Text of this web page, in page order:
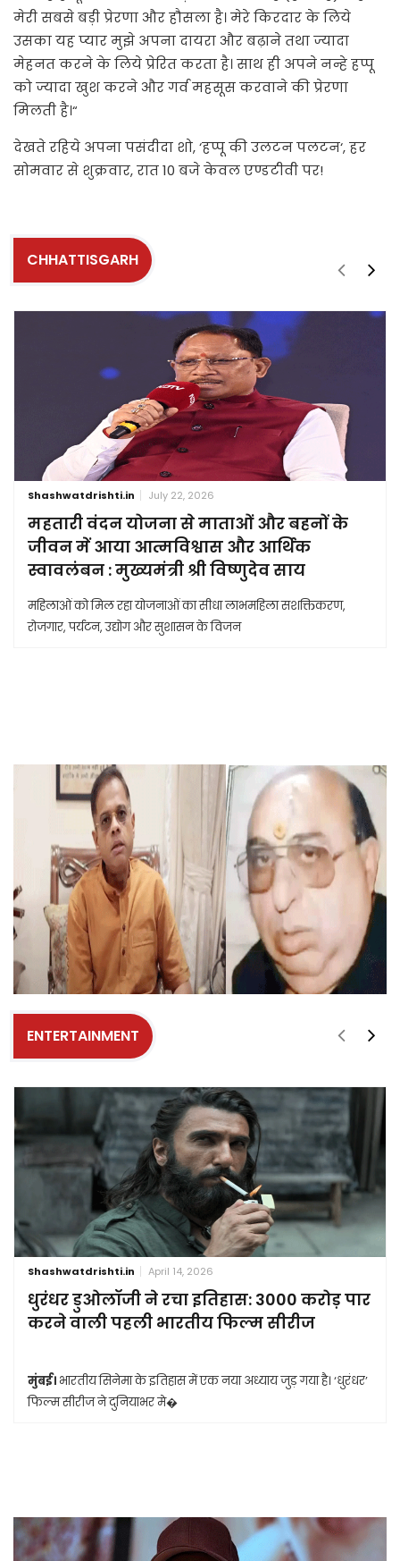
मेरी सबसे बड़ी प्रेरणा और हौसला है। मेरे किरदार के लिये
उसका यह प्यार मुझे अपना दायरा और बढ़ाने तथा ज्यादा
मेहनत करने के लिये प्रेरित करता है। साथ ही अपने नन्हे हप्पू
को ज्यादा खुश करने और गर्व महसूस करवाने की प्रेरणा
मिलती है।“
देखते रहिये अपना पसंदीदा शो, ‘हप्पू की उलटन पलटन‘, हर
सोमवार से शुक्रवार, रात 10 बजे केवल एण्डटीवी पर!
CHHATTISGARH
Shashwatdrishti.in July 22, 2026
महतारी वंदन योजना से माताओं और बहनों के
जीवन में आया आत्मविश्वास और आर्थिक
स्वावलंबन : मुख्यमंत्री श्री विष्णुदेव साय
महिलाओं को मिल रहा योजनाओं का सीधा लाभमहिला सशक्तिकरण,
रोजगार, पर्यटन, उद्योग और सुशासन के विजन
ENTERTAINMENT
Shashwatdrishti.in April 14, 2026
धुरंधर डुओलॉजी ने रचा इतिहास: 3000 करोड़ पार
करने वाली पहली भारतीय फिल्म सीरीज
मुंबई। भारतीय सिनेमा के इतिहास में एक नया अध्याय जुड़ गया है। ‘धुरंधर’
फिल्म सीरीज ने दुनियाभर मे�